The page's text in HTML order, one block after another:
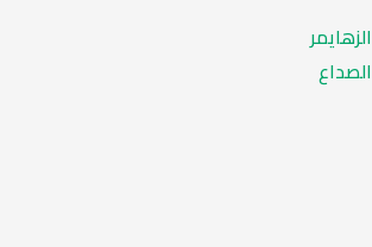
الزهايمر
الصداع